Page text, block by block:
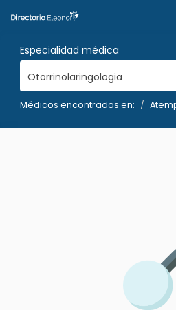
Especialidad médica
Otorrinolaringologia
Médicos encontrados en: